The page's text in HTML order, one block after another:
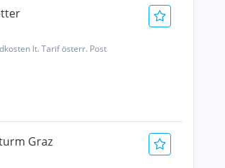
lt. Tarif österr. Post
Graz